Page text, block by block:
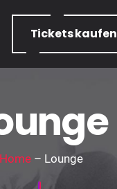
Ticketskaufen
Home– Lounge